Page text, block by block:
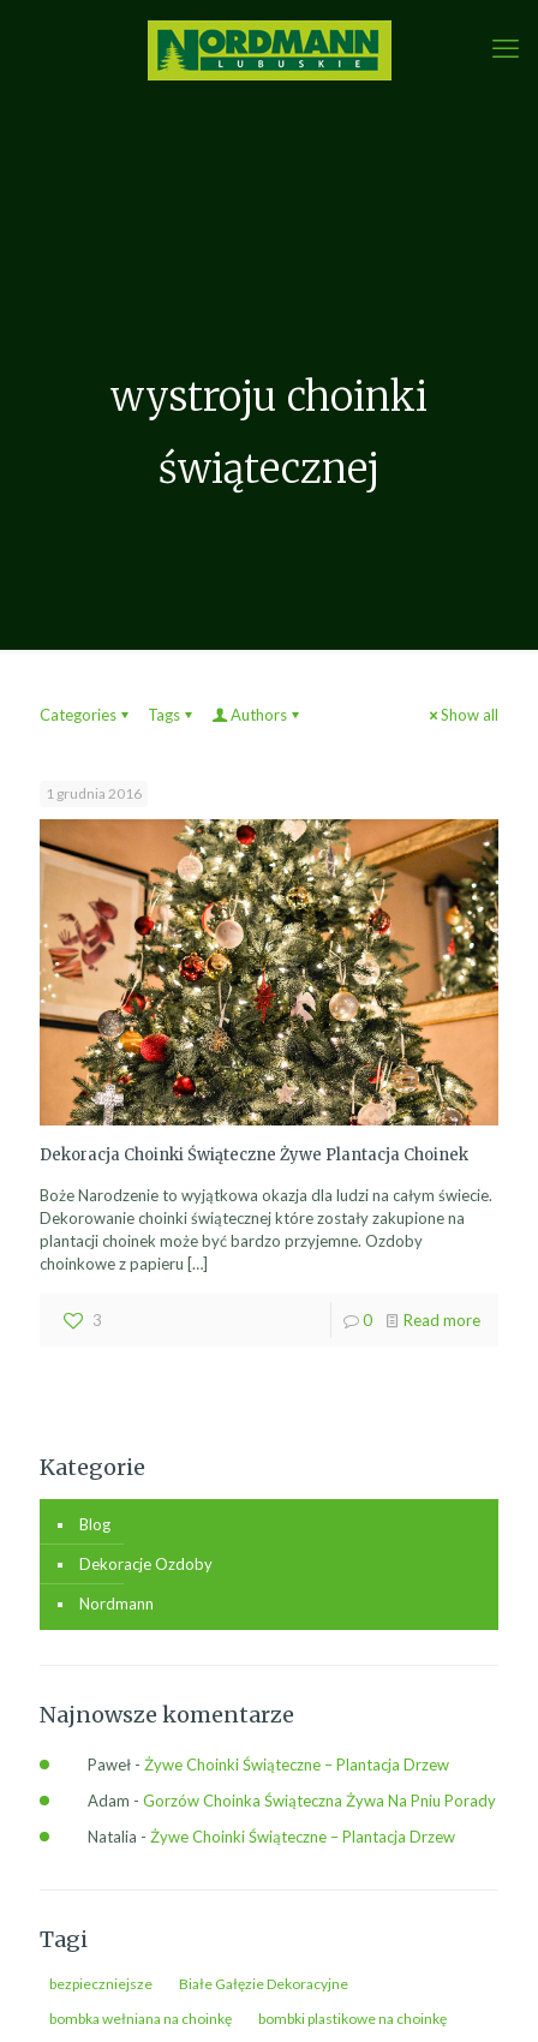
wystroju choinki
świątecznej
Categories Tags Authors Show all
1 grudnia 2016
Dekoracja Choinki Świąteczne Żywe Plantacja Choinek
Boże Narodzenie to wyjątkowa okazja dla ludzi na całym świecie.
Dekorowanie choinki świątecznej które zostały zakupione na
plantacji choinek może być bardzo przyjemne. Ozdoby
choinkowe z papieru […]
3 0 Read more
Kategorie
Blog
Dekoracje Ozdoby
Nordmann
Najnowsze komentarze
Paweł - Żywe Choinki Świąteczne – Plantacja Drzew
Adam - Gorzów Choinka Świąteczna Żywa Na Pniu Porady
Natalia - Żywe Choinki Świąteczne – Plantacja Drzew
Tagi
bezpieczniejsze
Białe Gałęzie Dekoracyjne
bombka wełniana na choinkę
bombki plastikowe na choinkę